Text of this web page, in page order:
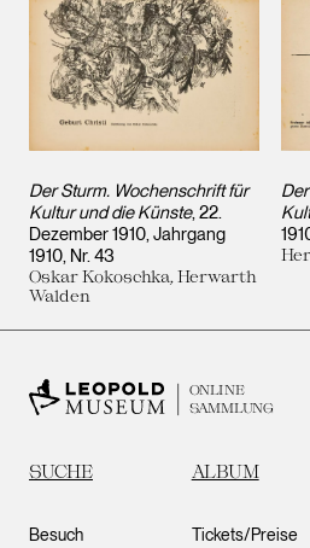
Der Sturm. Wochenschrift für
Kultur und die Künste, 22.
Dezember 1910, Jahrgang
1910, Nr. 43
Oskar Kokoschka, Herwarth
Walden
ONLINE
SAMMLUNG
SUCHE ALBUM
Besuch Tickets/Preise